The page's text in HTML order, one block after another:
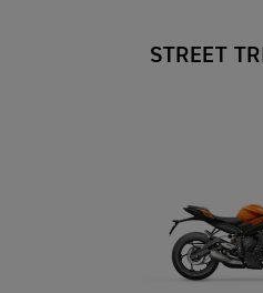
STREET